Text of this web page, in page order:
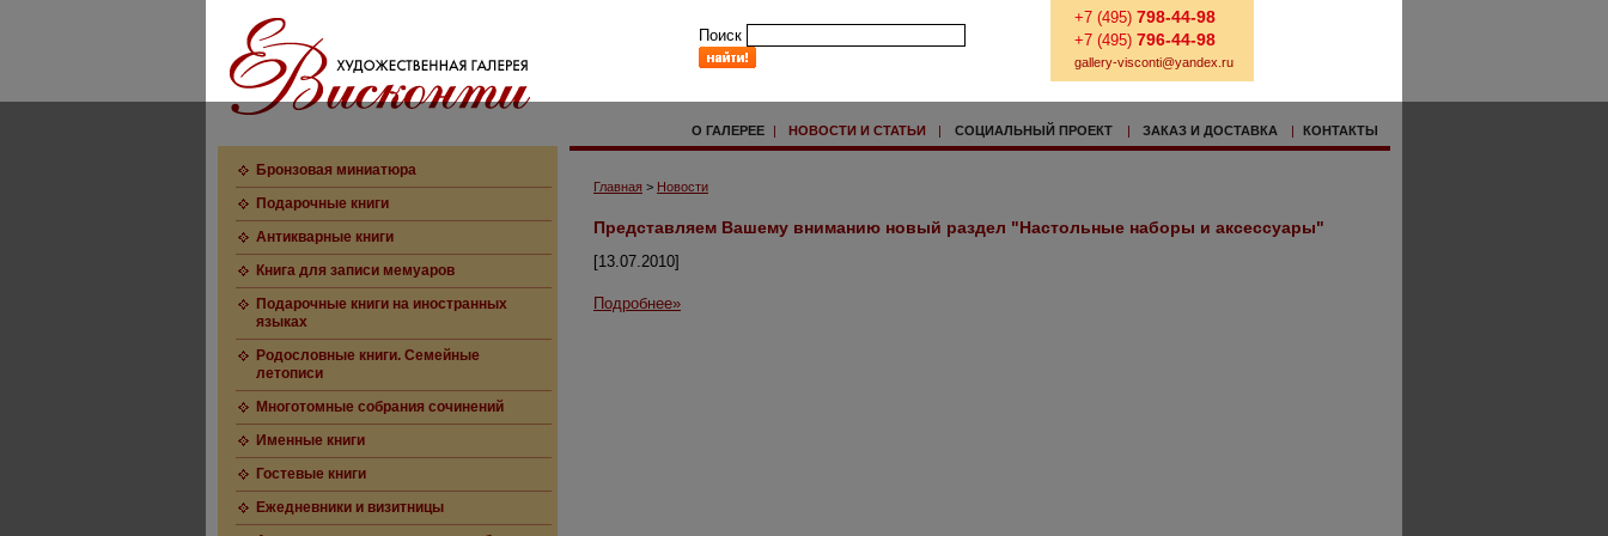
Поиск
+7 (495) 798-44-98
+7 (495) 796-44-98
gallery-visconti@yandex.ru
О ГАЛЕРЕЕ | НОВОСТИ И СТАТЬИ | СОЦИАЛЬНЫЙ ПРОЕКТ | ЗАКАЗ И ДОСТАВКА | КОНТАКТЫ
Бронзовая миниатюра
Подарочные книги
Антикварные книги
Книга для записи мемуаров
Подарочные книги на иностранных
языках
Родословные книги. Семейные
летописи
Многотомные собрания сочинений
Именные книги
Гостевые книги
Ежедневники и визитницы
Главная > Новости
Представляем Вашему вниманию новый раздел "Настольные наборы и аксессуары"
[13.07.2010]
Подробнее»